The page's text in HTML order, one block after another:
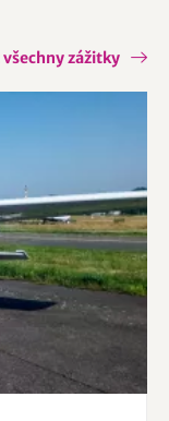
zážitky